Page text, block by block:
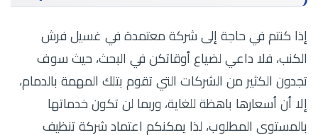
إذا كنتم في حاجة إلى شركة معتمدة في غسيل فرش
الكنب، فلا داعي لضياع أوقاتكن في البحث، حيث سوف
تجدون الكثير من الشركات التي تقوم بتلك المهمة بالدمام،
إلا أن أسعارها باهظة للغاية، وربما لن تكون خدماتها
بالمستوى المطلوب، لذا يمكنكم اعتماد شركة تنظيف